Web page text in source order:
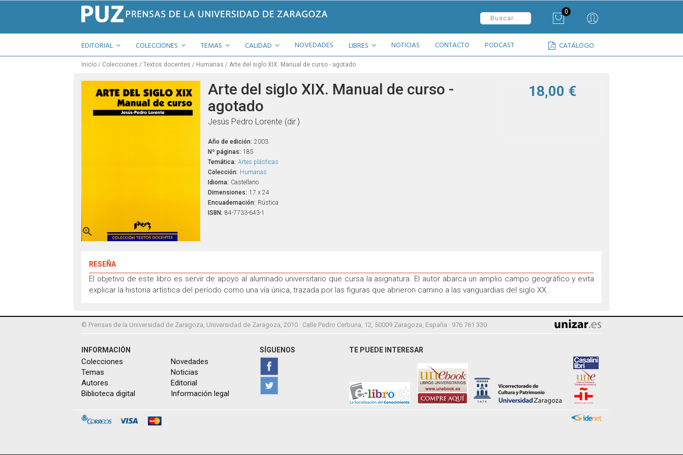
0
EDITORIAL COLECCIONES TEMAS CATÁLOGO
CALIDAD NOVEDADES LIBRES NOTICIAS CONTACTO PODCAST
Inicio Colecciones Textos docentes Humanas Arte del siglo XIX. Manual de curso - agotado

Arte del siglo XIX. Manual de curso -
agotado
Jesús Pedro Lorente (dir.)
Año de edición: 2003
Nº páginas: 185
Temática: Artes plásticas
Colección: Humanas
Idioma: Castellano
Dimensiones: 17 x 24
Encuadernación: Rústica
ISBN: 84-7733-643-1
18,00 €
RESEÑA
El objetivo de este libro es servir de apoyo al alumnado universitario que cursa la asignatura. El autor abarca un amplio campo geográfico y evita
explicar la historia artística del período como una vía única, trazada por las figuras que abrieron camino a las vanguardias del siglo XX.
© Prensas de la Universidad de Zaragoza, Universidad de Zaragoza, 2010 · Calle Pedro Cerbuna, 12, 50009 Zaragoza, España · 976 761 330
INFORMACIÓN
Colecciones
Temas
Autores
Biblioteca digital
Novedades
Noticias
Editorial
Información legal
SÍGUENOS TE PUEDE INTERESAR